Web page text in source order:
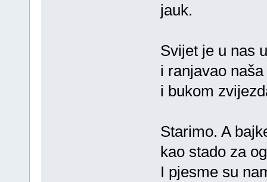
jauk.
Svijet je u nas
i ranjavao
i bukom
Starimo. A
kao stado za
I pjesme su